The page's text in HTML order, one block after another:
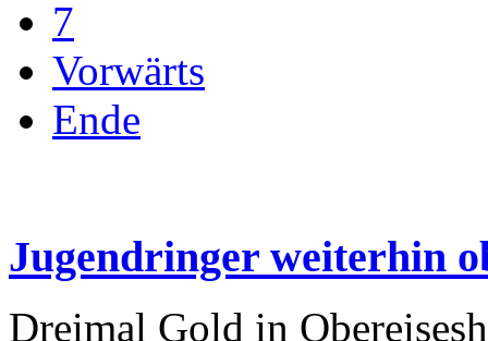
7
Vorwärts
Ende
Jugendringer weiterhin
Dreimal Gold in